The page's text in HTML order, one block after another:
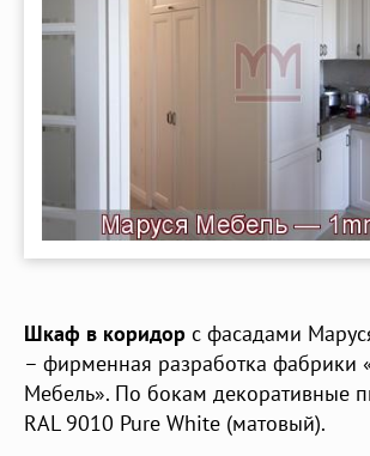
Шкаф в коридор с фасадами
– фирменная разработка фабрики
Мебель». По бокам декоративные
RAL 9010 Pure White (матовый).